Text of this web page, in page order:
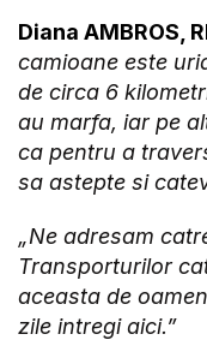
Diana AMBROS,
camioane este
de circa 6
au marfa, iar pe
ca pentru a
sa astepte si
„Ne adresam
Transporturilor
aceasta de
zile intregi aici.”